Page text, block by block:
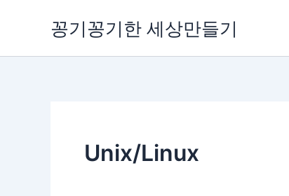
꽁기꽁기한 세상만들기
Unix/Linux